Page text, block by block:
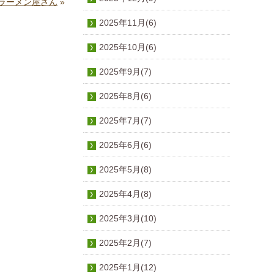
2025年11月(6)
2025年10月(6)
2025年9月(7)
2025年8月(6)
2025年7月(7)
2025年6月(6)
2025年5月(8)
2025年4月(8)
2025年3月(10)
2025年2月(7)
2025年1月(12)